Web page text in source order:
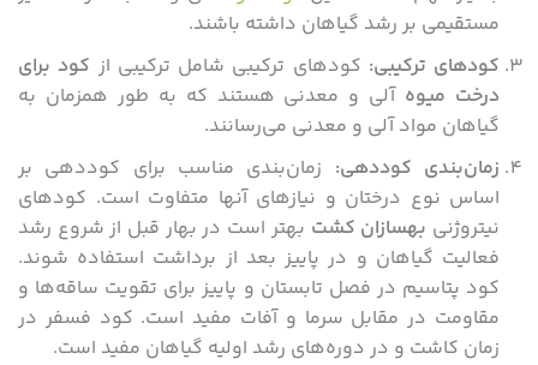
مستقیمی بر رشد گیاهان داشته باشند.
کودهای ترکیبی: کودهای ترکیبی شامل ترکیبی از کود برای
درخت میوه آلی و معدنی هستند که به طور همزمان به
گیاهان مواد آلی و معدنی می‌رسانند.
زمان‌بندی کوددهی: زمان‌بندی مناسب برای کوددهی بر
اساس نوع درختان و نیازهای آنها متفاوت است. کودهای
نیتروژنی بهسازان کشت بهتر است در بهار قبل از شروع رشد
فعالیت گیاهان و در پاییز بعد از برداشت استفاده شوند.
کود پتاسیم در فصل تابستان و پاییز برای تقویت ساقه‌ها و
مقاومت در مقابل سرما و آفات مفید است. کود فسفر در
زمان کاشت و در دوره‌های رشد اولیه گیاهان مفید است.